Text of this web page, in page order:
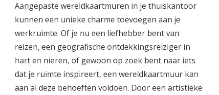
Aangepaste wereldkaartmuren in je thuiskantoor
kunnen een unieke charme toevoegen aan je
werkruimte. Of je nu een liefhebber bent van
reizen, een geografische ontdekkingsreiziger in
hart en nieren, of gewoon op zoek bent naar iets
dat je ruimte inspireert, een wereldkaartmuur kan
aan al deze behoeften voldoen. Door een artistieke